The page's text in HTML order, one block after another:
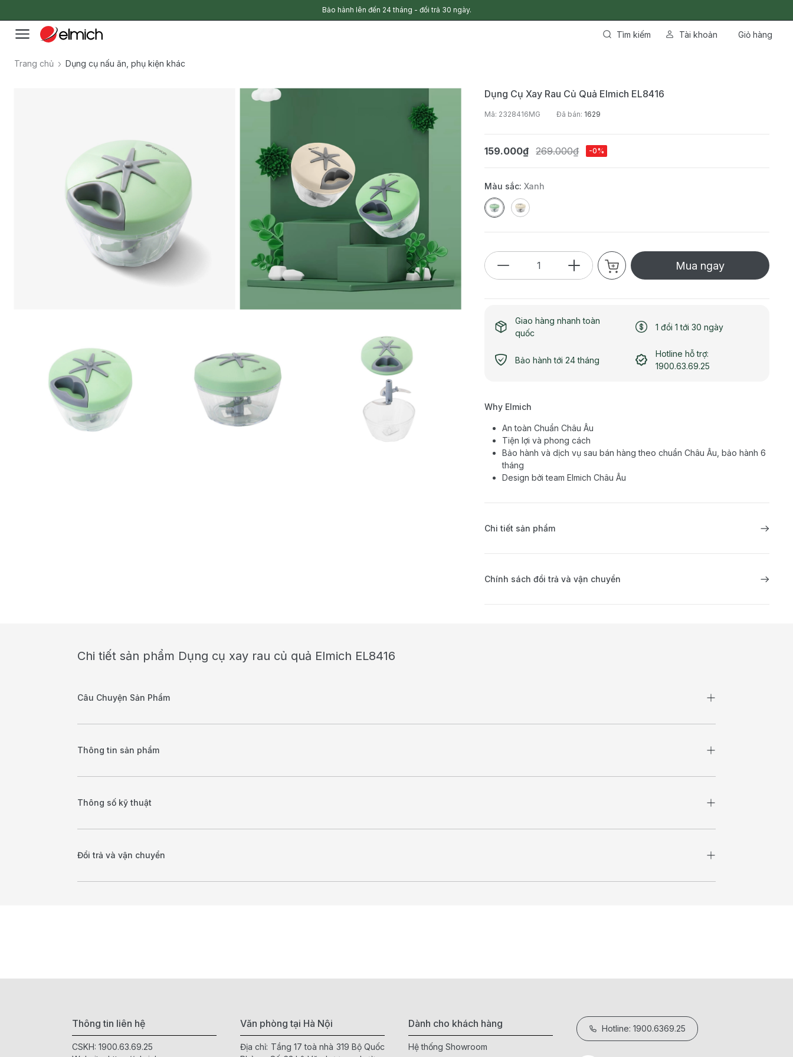
Bảo hành lên đến 24 tháng - đổi trả 30 ngày.
Tìm kiếm Tài khoản Giỏ hàng
Trang chủ Dụng cụ nấu ăn, phụ kiện khác
Dụng Cụ Xay Rau Củ Quả Elmich EL8416
Mã: 2328416MG Đã bán: 1629
159.000₫ 269.000₫ -0%
Màu sắc:Xanh
Mua ngay
Giao hàng nhanh toàn
quốc
1 đổi 1 tới 30 ngày
Bảo hành tới 24 tháng
Hotline hỗ trợ:
1900.63.69.25
Why Elmich
An toàn Chuẩn Châu Âu
Tiện lợi và phong cách
Bảo hành và dịch vụ sau bán hàng theo chuẩn Châu Âu, bảo hành 6
tháng
Design bởi team Elmich Châu Âu
Chi tiết sản phẩm
Chính sách đổi trả và vận chuyển
Chi tiết sản phẩm Dụng cụ xay rau củ quả Elmich EL8416
Câu Chuyện Sản Phẩm
Thông tin sản phẩm
Thông số kỹ thuật
Đổi trả và vận chuyển
Thông tin liên hệ
CSKH: 1900.63.69.25
Văn phòng tại Hà Nội
Địa chỉ: Tầng 17 toà nhà 319 Bộ Quốc
Dành cho khách hàng
Hệ thống Showroom
Hotline: 1900.6369.25